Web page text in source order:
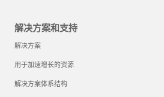
解决方案和支持
解决方案
用于加速增长的资源
解决方案体系结构